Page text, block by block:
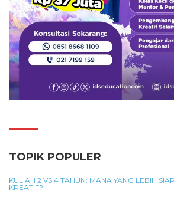
TOPIK POPULER
KULIAH 2 VS 4 TAHUN: MANA YANG LEBIH
KREATIF?